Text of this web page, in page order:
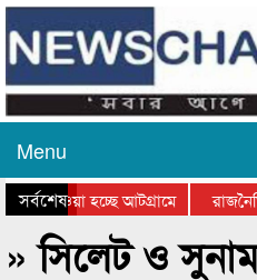
Menu
সর্বশেষ
যাওয়া হচ্ছে আটগ্রামে
পুরস্কার বিতরণ সম্পন্ন
» সিলেট ও